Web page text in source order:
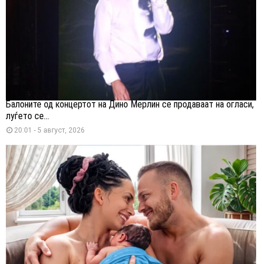
Балоните од концертот на Дино Мерлин се продаваат на огласи,
луѓето се...
20:01 - 5 август, 2026